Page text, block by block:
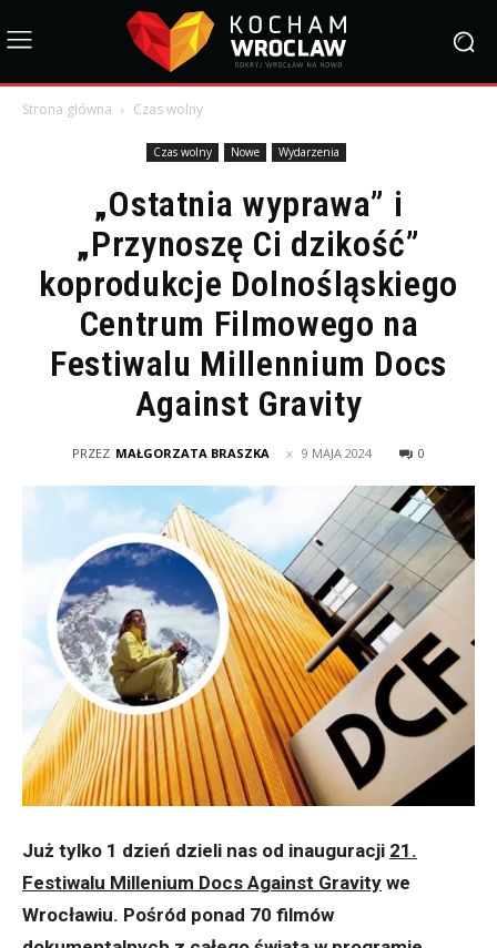
Strona główna Czas wolny
Czas wolny Nowe Wydarzenia
„Ostatnia wyprawa” i
„Przynoszę Ci dzikość”
koprodukcje Dolnośląskiego
Centrum Filmowego na
Festiwalu Millennium Docs
Against Gravity
PRZEZ MAŁGORZATA BRASZKA 9 MAJA 2024 0
Już tylko 1 dzień dzieli nas od inauguracji 21.
Festiwalu Millenium Docs Against Gravity we
Wrocławiu. Pośród ponad 70 filmów